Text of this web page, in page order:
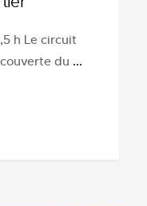
h Le circuit
du ...